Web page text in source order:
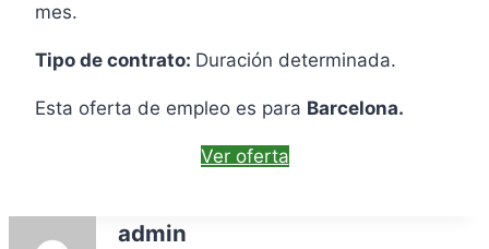
mes.
Tipo de contrato: Duración determinada.
Esta oferta de empleo es para Barcelona.
Ver oferta
admin